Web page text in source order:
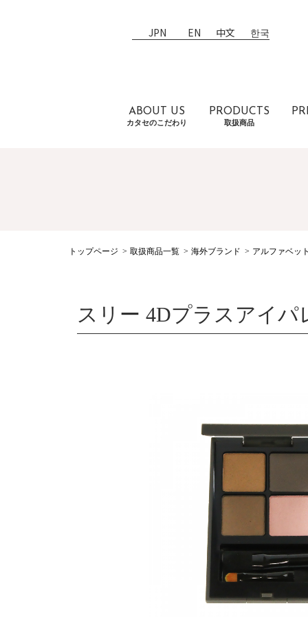
JPN EN 中文 한국
ABOUT US
カタセのこだわり
PRODUCTS
取扱商品
トップページ 取扱商品一覧 海外ブランド アルファベッ
スリー 4Dプラスアイパ